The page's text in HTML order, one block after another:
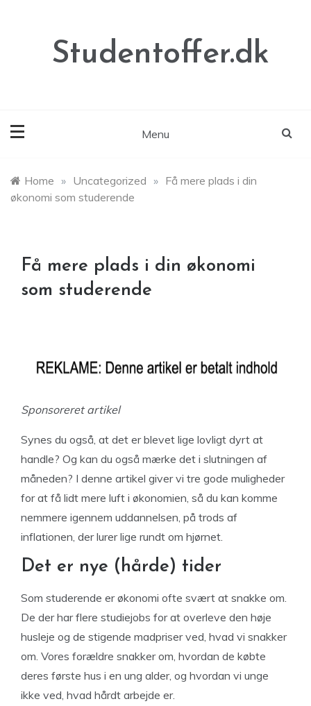
Studentoffer.dk
Menu
Home » Uncategorized » Få mere plads i din
økonomi som studerende
Få mere plads i din økonomi
som studerende
Sponsoreret artikel
Synes du også, at det er blevet lige lovligt dyrt at
handle? Og kan du også mærke det i slutningen af
måneden? I denne artikel giver vi tre gode muligheder
for at få lidt mere luft i økonomien, så du kan komme
nemmere igennem uddannelsen, på trods af
inflationen, der lurer lige rundt om hjørnet.
Det er nye (hårde) tider
Som studerende er økonomi ofte svært at snakke om.
De der har flere studiejobs for at overleve den høje
husleje og de stigende madpriser ved, hvad vi snakker
om. Vores forældre snakker om, hvordan de købte
deres første hus i en ung alder, og hvordan vi unge
ikke ved, hvad hårdt arbejde er.